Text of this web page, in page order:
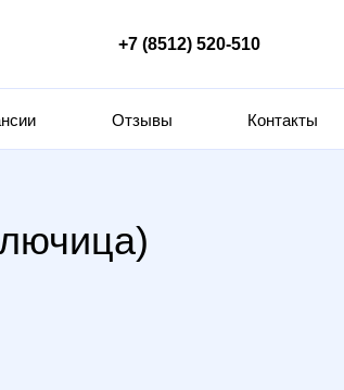
+7 (8512) 520-510
Отзывы Контакты